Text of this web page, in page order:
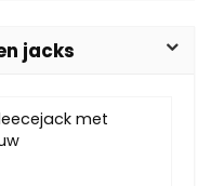
jacks
met